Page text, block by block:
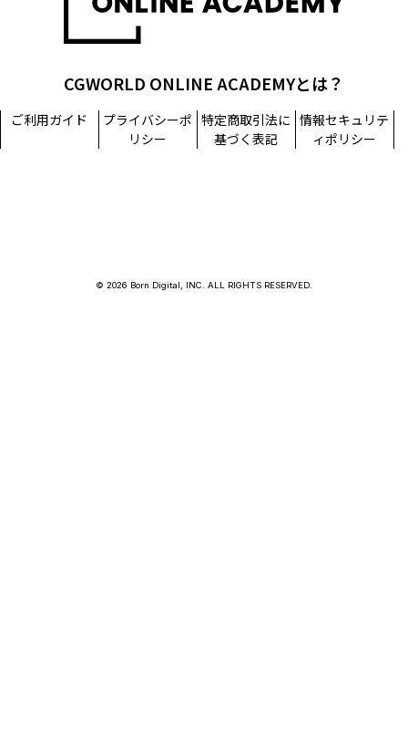
CGWORLD ONLINE ACADEMYとは？
ご利用ガイド
プライバシーポ
リシー
特定商取引法に
基づく表記
情報セキュリテ
ィポリシー
© 2026 Born Digital, INC. ALL RIGHTS RESERVED.